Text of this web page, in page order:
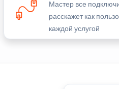
Мастер все
расскажет как
каждой услугой